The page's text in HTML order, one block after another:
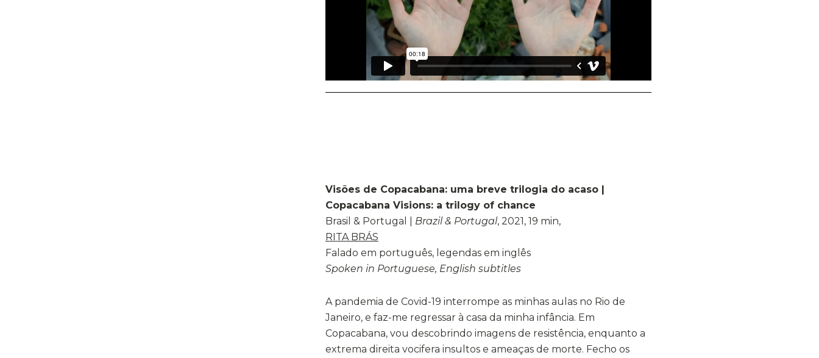
Visões de Copacabana: uma breve trilogia do acaso |
Copacabana Visions: a trilogy of chance
Brasil & Portugal | Brazil & Portugal, 2021, 19 min,
RITA BRÁS
Falado em português, legendas em inglês
Spoken in Portuguese, English subtitles
A pandemia de Covid-19 interrompe as minhas aulas no Rio de
Janeiro, e faz-me regressar à casa da minha infância. Em
Copacabana, vou descobrindo imagens de resistência, enquanto a
extrema direita vocifera insultos e ameaças de morte. Fecho os